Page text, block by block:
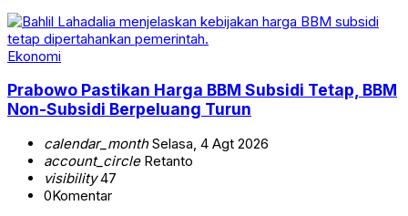
Ekonomi
Prabowo Pastikan Harga BBM Subsidi Tetap, BBM
Non-Subsidi Berpeluang Turun
calendar_monthSelasa, 4 Agt 2026
account_circleRetanto
visibility47
0Komentar